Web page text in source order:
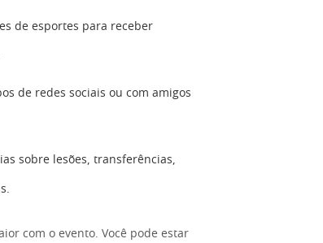
de esportes para receber
de redes sociais ou com amigos
sobre lesões, transferências,
com o evento. Você pode estar